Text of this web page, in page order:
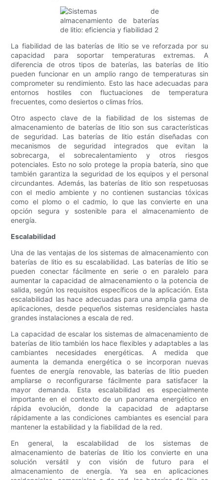
La fiabilidad de las baterías de litio se ve reforzada por su
capacidad para soportar temperaturas extremas. A
diferencia de otros tipos de baterías, las baterías de litio
pueden funcionar en un amplio rango de temperaturas sin
comprometer su rendimiento. Esto las hace adecuadas para
entornos hostiles con fluctuaciones de temperatura
frecuentes, como desiertos o climas fríos.
Otro aspecto clave de la fiabilidad de los sistemas de
almacenamiento de baterías de litio son sus características
de seguridad. Las baterías de litio están diseñadas con
mecanismos de seguridad integrados que evitan la
sobrecarga, el sobrecalentamiento y otros riesgos
potenciales. Esto no solo protege la propia batería, sino que
también garantiza la seguridad de los equipos y el personal
circundantes. Además, las baterías de litio son respetuosas
con el medio ambiente y no contienen sustancias tóxicas
como el plomo o el cadmio, lo que las convierte en una
opción segura y sostenible para el almacenamiento de
energía.
Escalabilidad
Una de las ventajas de los sistemas de almacenamiento con
baterías de litio es su escalabilidad. Las baterías de litio se
pueden conectar fácilmente en serie o en paralelo para
aumentar la capacidad de almacenamiento o la potencia de
salida, según los requisitos específicos de la aplicación. Esta
escalabilidad las hace adecuadas para una amplia gama de
aplicaciones, desde pequeños sistemas residenciales hasta
grandes instalaciones a escala de red.
La capacidad de escalar los sistemas de almacenamiento de
baterías de litio también los hace flexibles y adaptables a las
cambiantes necesidades energéticas. A medida que
aumenta la demanda energética o se incorporan nuevas
fuentes de energía renovable, las baterías de litio pueden
ampliarse o reconfigurarse fácilmente para satisfacer la
mayor demanda. Esta escalabilidad es especialmente
importante en el contexto de un panorama energético en
rápida evolución, donde la capacidad de adaptarse
rápidamente a las condiciones cambiantes es esencial para
mantener la estabilidad y la fiabilidad de la red.
En general, la escalabilidad de los sistemas de
almacenamiento de baterías de litio los convierte en una
solución versátil y con visión de futuro para el
almacenamiento de energía. Ya sea en aplicaciones